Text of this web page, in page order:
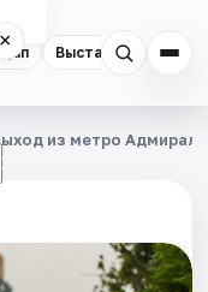
Выставки
×
☾
из метро